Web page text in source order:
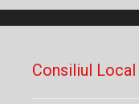
Consiliul Local